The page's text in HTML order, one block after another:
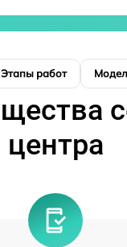
Этапы работ
центра